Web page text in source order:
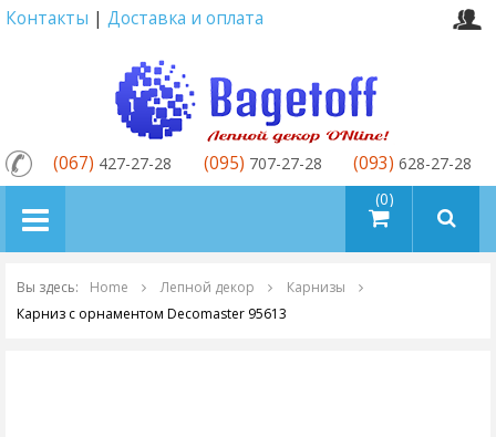
Контакты | Доставка и оплата
товаров (0)
(067) 427-27-28 (095) 707-27-28 (093) 628-27-28
Вы здесь: Home Лепной декор
Карнизы
Карниз с орнаментом Decomaster 95613